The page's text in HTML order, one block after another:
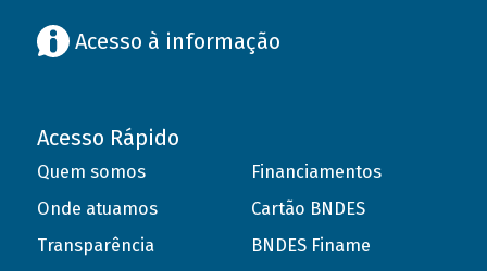
Acesso à informação
Acesso Rápido
Quem somos
Onde atuamos
Transparência
Financiamentos
Cartão BNDES
BNDES Finame